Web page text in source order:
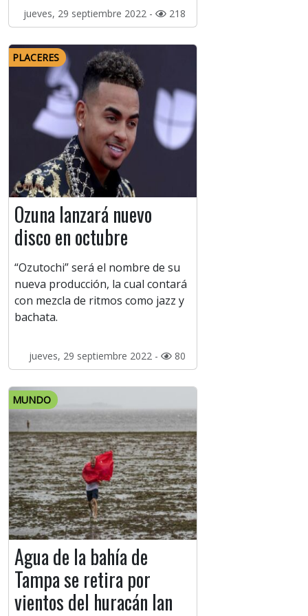
jueves, 29 septiembre 2022 - 218
PLACERES
Ozuna lanzará nuevo
disco en octubre
“Ozutochi” será el nombre de su
nueva producción, la cual contará
con mezcla de ritmos como jazz y
bachata.
jueves, 29 septiembre 2022 - 80
MUNDO
Agua de la bahía de
Tampa se retira por
vientos del huracán Ian